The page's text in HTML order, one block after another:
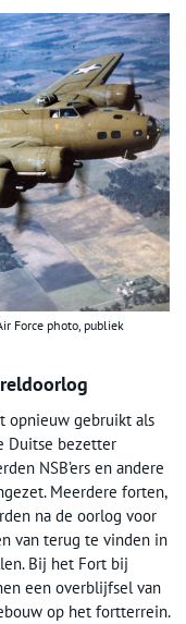
Force photo, publiek
opnieuw gebruikt als
Duitse bezetter
NSB’ers en andere
Meerdere forten,
na de oorlog voor
van terug te vinden in
Bij het Fort bij
een overblijfsel van
op het fortterrein.